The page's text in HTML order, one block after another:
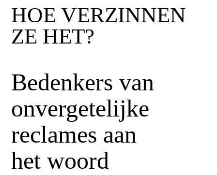
HOE VERZINNEN
ZE HET?
Bedenkers van
onvergetelijke
reclames aan
het woord